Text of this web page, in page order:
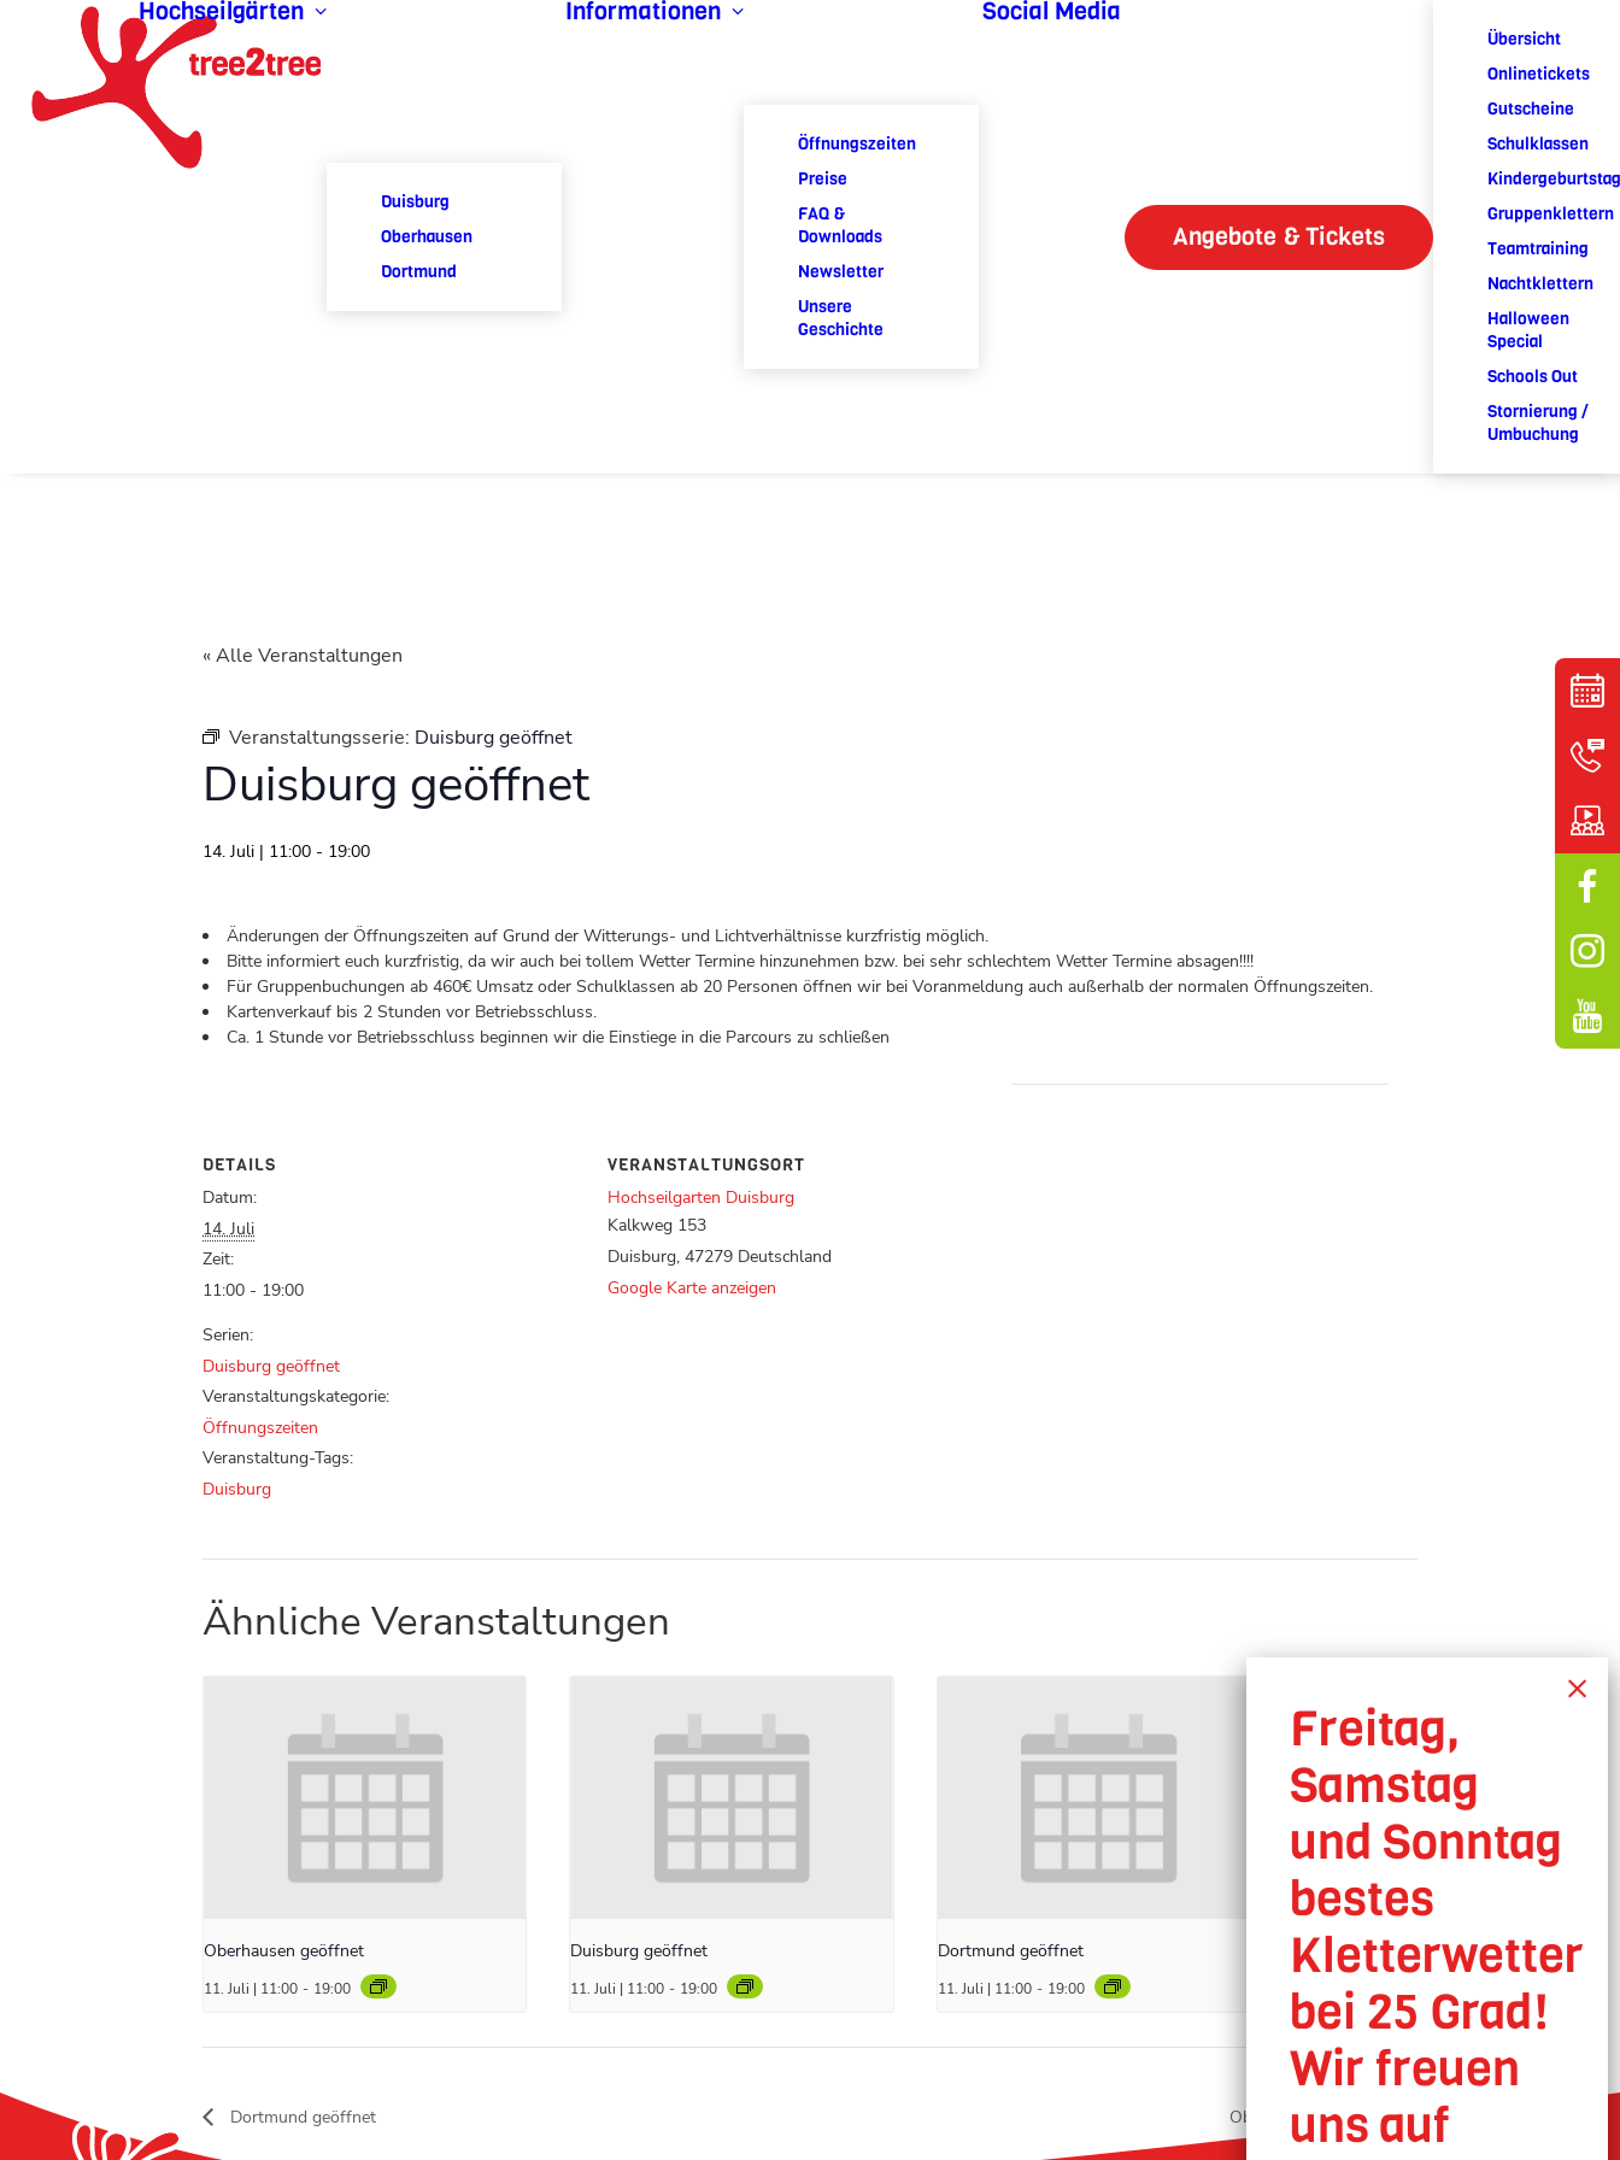
Hochseilgärten
Duisburg
Oberhausen
Dortmund
Informationen
Öffnungszeiten
Preise
FAQ &
Downloads
Newsletter
Unsere
Geschichte
Social Media
Angebote & Tickets
Übersicht
Onlinetickets
Gutscheine
Schulklassen
Kindergeburtstag
Gruppenklettern
Teamtraining
Nachtklettern
Halloween
Special
Schools Out
Stornierung /
Umbuchung
« Alle Veranstaltungen
Veranstaltungsserie: Duisburg geöffnet
Duisburg geöffnet
14. Juli | 11:00 - 19:00
Änderungen der Öffnungszeiten auf Grund der Witterungs- und Lichtverhältnisse kurzfristig möglich.
Bitte informiert euch kurzfristig, da wir auch bei tollem Wetter Termine hinzunehmen bzw. bei sehr schlechtem Wetter Termine absagen!!!!
Für Gruppenbuchungen ab 460€ Umsatz oder Schulklassen ab 20 Personen öffnen wir bei Voranmeldung auch außerhalb der normalen Öffnungszeiten.
Kartenverkauf bis 2 Stunden vor Betriebsschluss.
Ca. 1 Stunde vor Betriebsschluss beginnen wir die Einstiege in die Parcours zu schließen
DETAILS
Datum:
14. Juli
Zeit:
11:00 - 19:00
Serien:
Duisburg geöffnet
Veranstaltungskategorie:
Öffnungszeiten
Veranstaltung-Tags:
Duisburg
VERANSTALTUNGSORT
Hochseilgarten Duisburg
Kalkweg 153
Duisburg, 47279 Deutschland
Google Karte anzeigen
Ähnliche Veranstaltungen
Oberhausen geöffnet
11. Juli | 11:00 - 19:00
Duisburg geöffnet
11. Juli | 11:00 - 19:00
Dortmund geöffnet
11. Juli | 11:00 - 19:00
Dortmund geöffnet Oberhausen geöffnet